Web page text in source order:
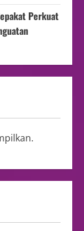
Perkuat